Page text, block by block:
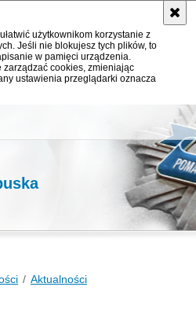
użytkownikom korzystanie z
Jeśli nie blokujesz tych plików, to
w pamięci urządzenia.
zarządzać cookies, zmieniając
ustawienia przeglądarki oznacza
Aktualności